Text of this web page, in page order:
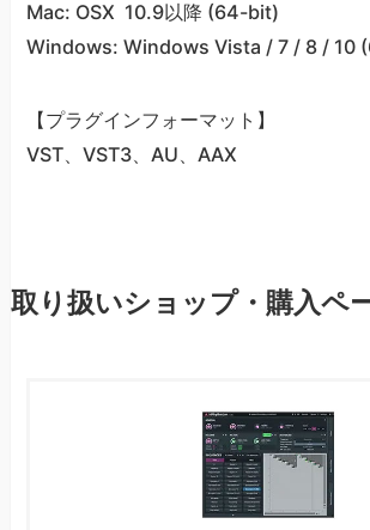
Mac: OSX 10.9以降 (64-bit)
Windows: Windows Vista / 7 / 8 / 10
【プラグインフォーマット】
VST、VST3、AU、AAX
取り扱いショップ・購入ペ